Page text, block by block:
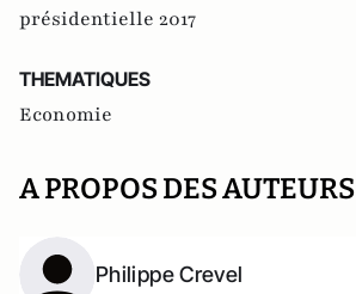
présidentielle 2017
THEMATIQUES
Economie
A PROPOS DES AUTEURS
Philippe Crevel